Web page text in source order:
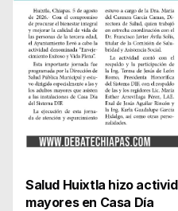
Salud Huixtla hizo
mayores en Casa Día